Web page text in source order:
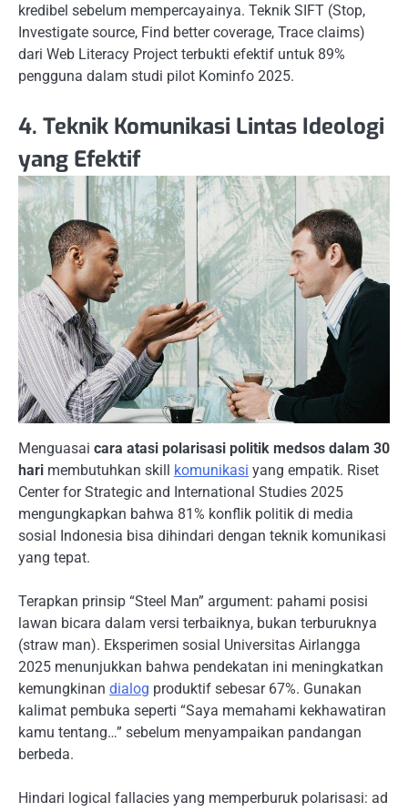
kredibel sebelum mempercayainya. Teknik SIFT (Stop,
Investigate source, Find better coverage, Trace claims)
dari Web Literacy Project terbukti efektif untuk 89%
pengguna dalam studi pilot Kominfo 2025.
4. Teknik Komunikasi Lintas Ideologi
yang Efektif
Menguasai cara atasi polarisasi politik medsos dalam 30
hari membutuhkan skill komunikasi yang empatik. Riset
Center for Strategic and International Studies 2025
mengungkapkan bahwa 81% konflik politik di media
sosial Indonesia bisa dihindari dengan teknik komunikasi
yang tepat.
Terapkan prinsip “Steel Man” argument: pahami posisi
lawan bicara dalam versi terbaiknya, bukan terburuknya
(straw man). Eksperimen sosial Universitas Airlangga
2025 menunjukkan bahwa pendekatan ini meningkatkan
kemungkinan dialog produktif sebesar 67%. Gunakan
kalimat pembuka seperti “Saya memahami kekhawatiran
kamu tentang…” sebelum menyampaikan pandangan
berbeda.
Hindari logical fallacies yang memperburuk polarisasi: ad